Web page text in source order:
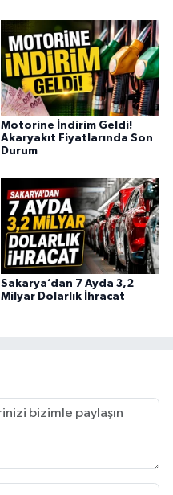
Motorine İndirim Geldi!
Akaryakıt Fiyatlarında Son
Durum
Sakarya’dan 7 Ayda 3,2
Milyar Dolarlık İhracat